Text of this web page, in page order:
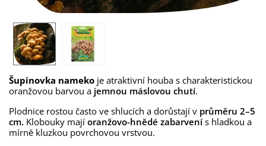
Šupinovka nameko je atraktivní houba s charakteristickou
oranžovou barvou a jemnou máslovou chutí.
Plodnice rostou často ve shlucích a dorůstají v průměru 2–5
cm. Klobouky mají oranžovo-hnědé zabarvenís hladkou a
mírně kluzkou povrchovou vrstvou.